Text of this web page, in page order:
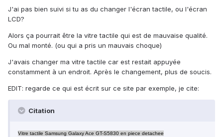
J'ai pas bien suivi si tu as du changer l'écran tactile, ou l'écran
LCD?
Alors ça pourrait être la vitre tactile qui est de mauvaise qualité.
Ou mal monté. (ou qui a pris un mauvais choque)
J'avais changer ma vitre tactile car est restait appuyée
constamment à un endroit. Après le changement, plus de soucis.
EDIT: regarde ce qui est écrit sur ce site par exemple, je cite:
Citation
Vitre tactile Samsung Galaxy Ace GT-S5830 en piece detachee